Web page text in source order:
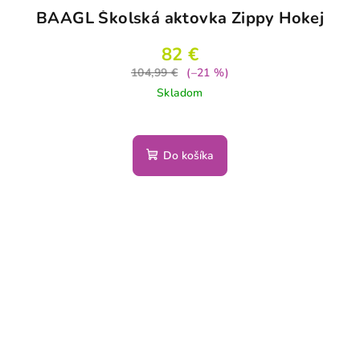
BAAGL Školská aktovka Zippy Hokej
82 €
104,99 €
(–21 %)
Skladom
Do košíka